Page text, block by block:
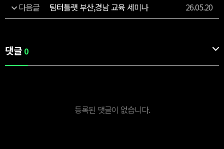
다음글 팀터틀랫 부산,경남 교육 세미나 26.05.20
댓글 0
등록된 댓글이 없습니다.